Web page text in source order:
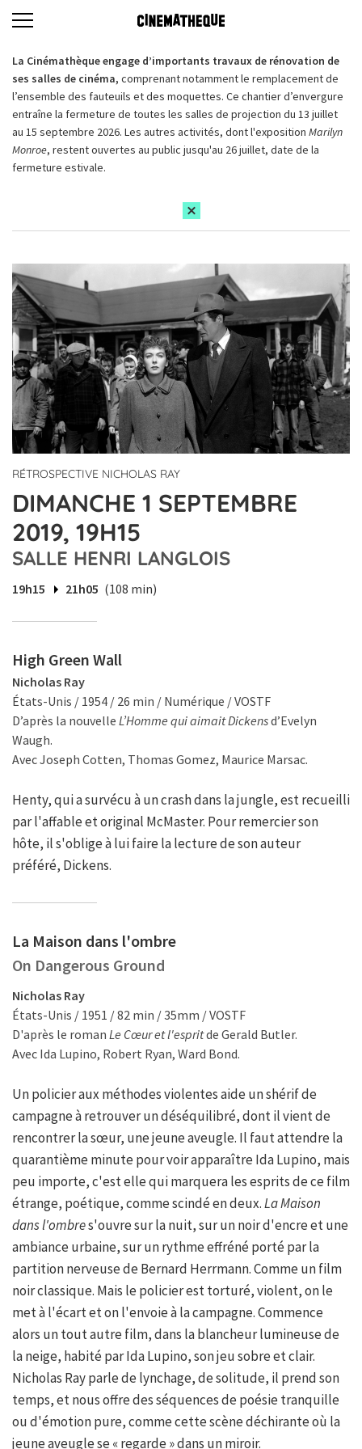
La Cinémathèque engage d’importants travaux de rénovation de
ses salles de cinéma, comprenant notamment le remplacement de
l’ensemble des fauteuils et des moquettes. Ce chantier d’envergure
entraîne la fermeture de toutes les salles de projection du 13 juillet
au 15 septembre 2026. Les autres activités, dont l'exposition Marilyn
Monroe, restent ouvertes au public jusqu'au 26 juillet, date de la
fermeture estivale.
RÉTROSPECTIVE NICHOLAS RAY
DIMANCHE 1 SEPTEMBRE
2019, 19H15
SALLE HENRI LANGLOIS
19h15 21h05 (108 min)
High Green Wall
Nicholas Ray
États-Unis / 1954 / 26 min / Numérique / VOSTF
D’après la nouvelle L’Homme qui aimait Dickensd’Evelyn
Waugh.
Avec Joseph Cotten, Thomas Gomez, Maurice Marsac.
Henty, qui a survécu à un crash dans la jungle, est recueilli
par l'affable et original McMaster. Pour remercier son
hôte, il s'oblige à lui faire la lecture de son auteur
préféré, Dickens.
La Maison dans l'ombre
On Dangerous Ground
Nicholas Ray
États-Unis / 1951 / 82 min / 35mm / VOSTF
D'après le roman Le Cœur et l'espritde Gerald Butler.
Avec Ida Lupino, Robert Ryan, Ward Bond.
Un policier aux méthodes violentes aide un shérif de
campagne à retrouver un déséquilibré, dont il vient de
rencontrer la sœur, une jeune aveugle. Il faut attendre la
quarantième minute pour voir apparaître Ida Lupino, mais
peu importe, c'est elle qui marquera les esprits de ce film
étrange, poétique, comme scindé en deux.La Maison
dans l'ombres'ouvre sur la nuit, sur un noir d'encre et une
ambiance urbaine, sur un rythme effréné porté par la
partition nerveuse de Bernard Herrmann. Comme un film
noir classique. Mais le policier est torturé, violent, on le
met à l'écart et on l'envoie à la campagne. Commence
alors un tout autre film, dans la blancheur lumineuse de
la neige, habité par Ida Lupino, son jeu sobre et clair.
Nicholas Ray parle de lynchage, de solitude, il prend son
temps, et nous offre des séquences de poésie tranquille
ou d'émotion pure, comme cette scène déchirante où la
jeune aveugle se « regarde » dans un miroir.